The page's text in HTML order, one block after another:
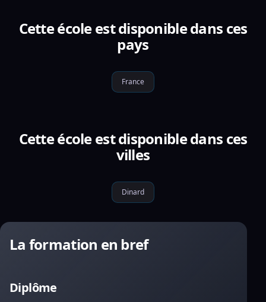
Cette école est disponible dans ces
pays
France
Cette école est disponible dans ces
villes
Dinard
La formation en bref
Diplôme